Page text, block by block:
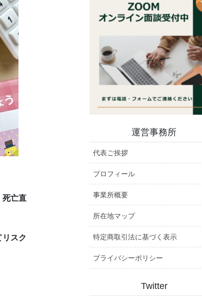
死亡直
スク
運営事務所
代表ご挨拶
プロフィール
事業所概要
所在地マップ
特定商取引法に基づく表示
プライバシーポリシー
Twitter